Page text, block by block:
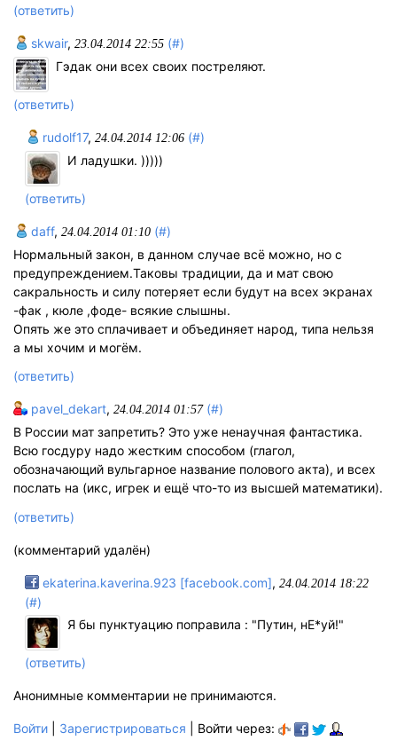
(ответить)
skwair, 23.04.2014 22:55 (#)
Гэдак они всех своих постреляют.
(ответить)
rudolf17, 24.04.2014 12:06 (#)
И ладушки. )))))
(ответить)
daff, 24.04.2014 01:10 (#)
Нормальный закон, в данном случае всё можно, но с
предупреждением.Таковы традиции, да и мат свою
сакральность и силу потеряет если будут на всех экранах
-фак , кюле ,фоде- всякие слышны.
Опять же это сплачивает и объединяет народ, типа нельзя
а мы хочим и могём.
(ответить)
pavel_dekart, 24.04.2014 01:57 (#)
В России мат запретить? Это уже ненаучная фантастика.
Всю госдуру надо жестким способом (глагол,
обозначающий вульгарное название полового акта), и всех
послать на (икс, игрек и ещё что-то из высшей математики).
(ответить)
(комментарий удалён)
ekaterina.kaverina.923 [facebook.com], 24.04.2014 18:22
(#)
Я бы пунктуацию поправила : "Путин, нЕ*уй!"
(ответить)
Анонимные комментарии не принимаются.
Войти Зарегистрироваться | Войти через: